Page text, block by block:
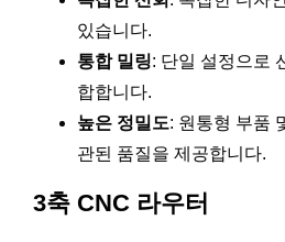
있습니다.
통합 밀링: 단일 설정으로
합합니다.
높은 정밀도: 원통형 부품
관된 품질을 제공합니다.
3축 CNC 라우터